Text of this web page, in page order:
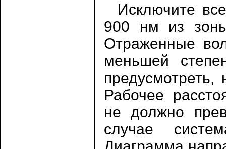
Исключите
900 нм из
Отраженные
меньшей
Рабочее
не должно
случае